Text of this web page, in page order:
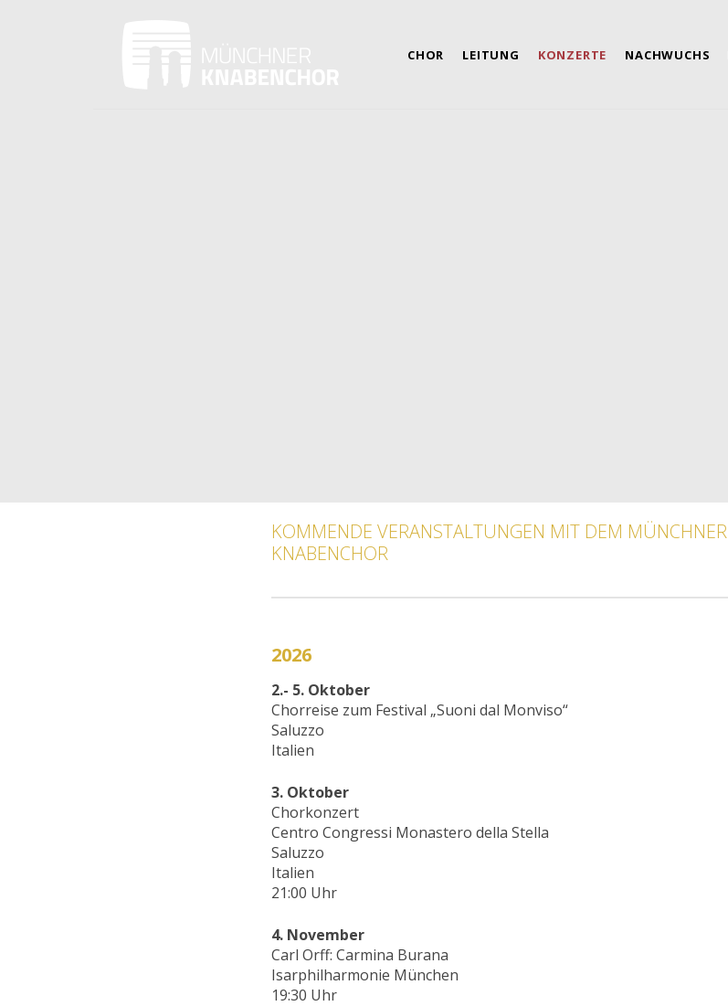
CHOR LEITUNG KONZERTE NACHWUCHS
KOMMENDE VERANSTALTUNGEN MIT DEM MÜNCHNER
KNABENCHOR
2026
2.- 5. Oktober
Chorreise zum Festival „Suoni dal Monviso“
Saluzzo
Italien
3. Oktober
Chorkonzert
Centro Congressi Monastero della Stella
Saluzzo
Italien
21:00 Uhr
4. November
Carl Orff: Carmina Burana
Isarphilharmonie München
19:30 Uhr